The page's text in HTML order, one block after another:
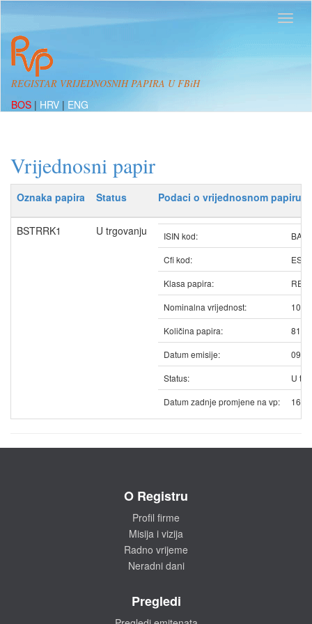
REGISTAR VRIJEDNOSNIH PAPIRA U FBiH
BOS | HRV | ENG
Vrijednosni papir
Oznaka papira Status Podaci o vrijednosnom papiru
BSTRRK1 U trgovanju ISIN kod:
Cfi kod:
Klasa papira:
Nominalna vrijednost:
10.10
Količina papira:
Datum emisije:
Status:
U
Datum zadnje promjene na vp:
O Registru
Profil firme
Misija i vizija
Radno vrijeme
Neradni dani
Pregledi